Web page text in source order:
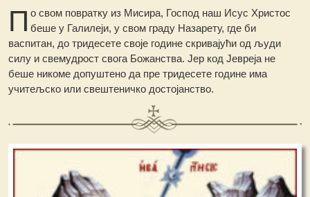
П о свом повратку из Мисира, Господ наш Исус Христос
беше у Галилеји, у свом граду Назарету, где би
васпитан, до тридесете своје године скривајући од људи
силу и свемудрост свога Божанства. Јер код Јевреја не
беше никоме допуштено да пре тридесете године има
учитељско или свештеничко достојанство.